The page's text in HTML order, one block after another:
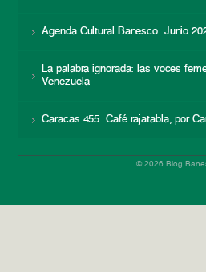
Agenda Cultural Banesco. Junio
La palabra ignorada: las voces
Venezuela
Caracas 455: Café rajatabla, por
© 2026 Blog